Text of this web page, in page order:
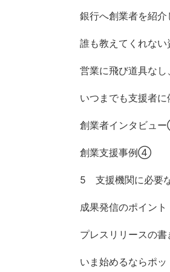
銀行へ創業者を紹介
誰も教えてくれな
営業に飛び道具な
いつまでも支援者
創業者インタビュ
創業支援事例④
5 支援機関に必要
成果発信のポイント
プレスリリースの書
いま始めるならポ